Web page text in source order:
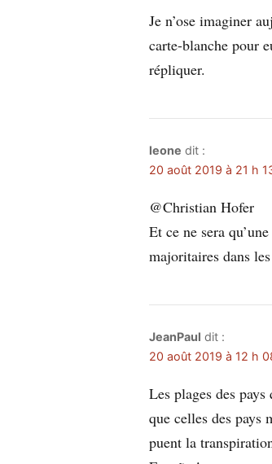
Je n’ose imaginer
carte-blanche pour
répliquer.
leone dit :
20 août 2019 à 21 h
@Christian Hofer
Et ce ne sera
majoritaires dans
JeanPaul dit :
20 août 2019 à 12 h
Les plages des
que celles des pays
puent la